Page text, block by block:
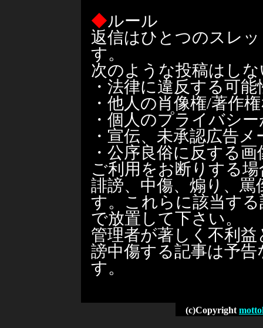
◆ルール
返信はひとつのスレ
す。
次のような投稿はし
・法律に違反する可
・他人の肖像権/著作
・個人のプライバシ
・宣伝、未承認広告メ
・公序良俗に反する
ご利用をお断りする
誹謗、中傷、煽り、
す。これらに該当す
で放置して下さい。
管理者が著しく不利
謗中傷する記事は予
す。
(c)Copyright